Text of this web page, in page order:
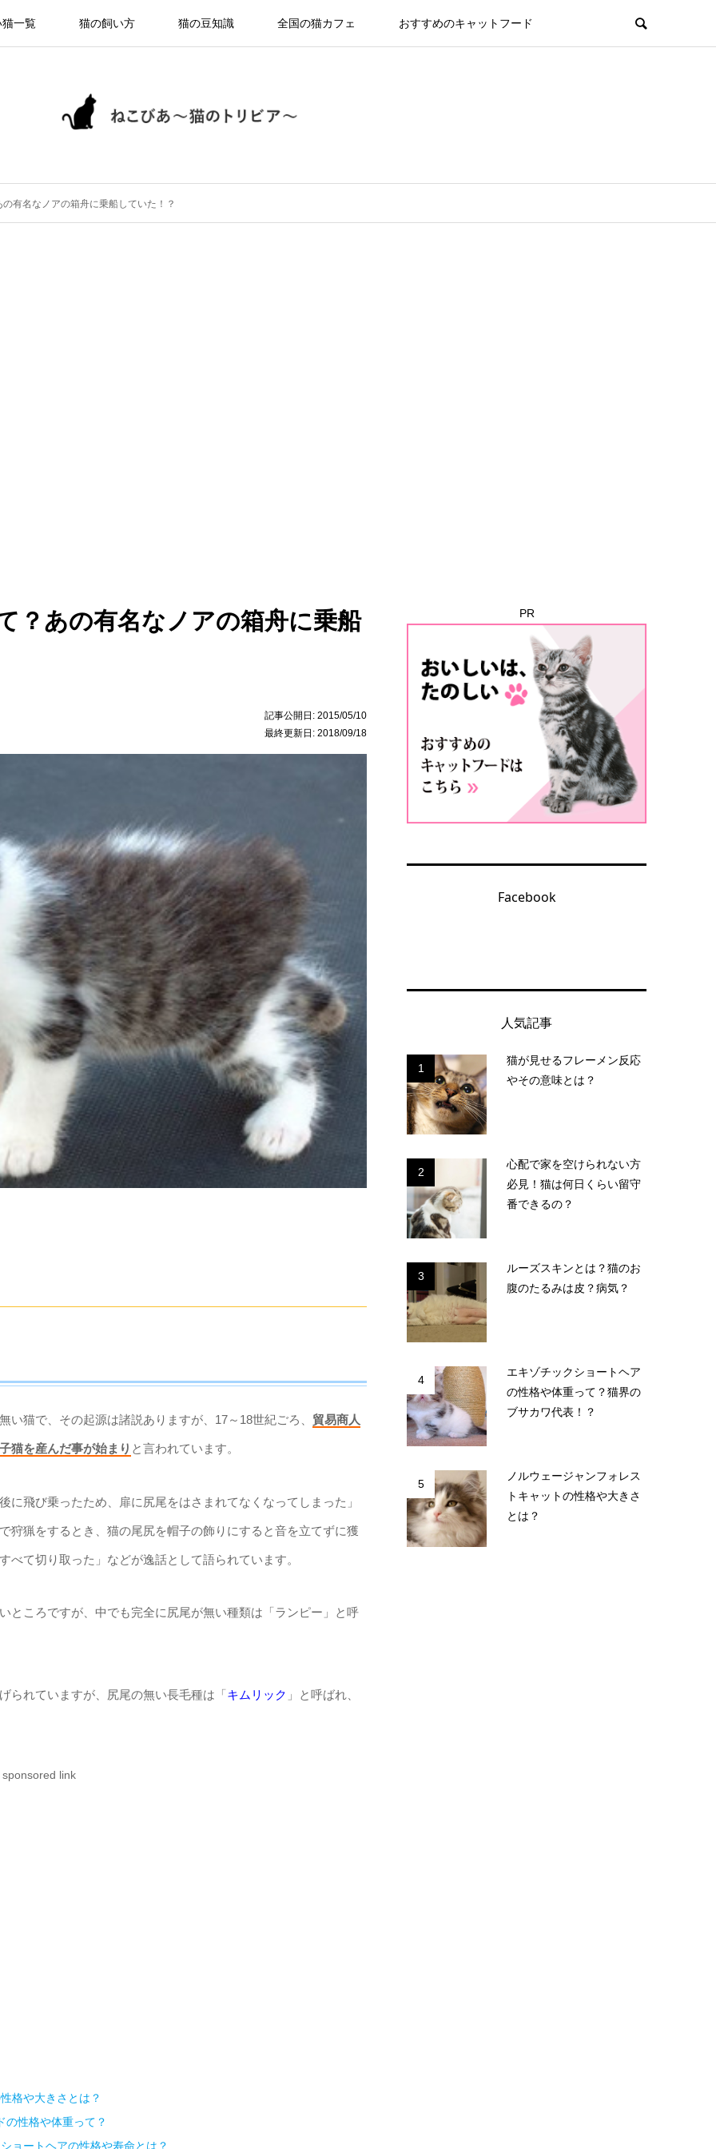
一覧 猫の飼い方 猫の豆知識 全国の猫カフェ おすすめのキャットフード
有名なノアの箱舟に乗船していた！？
？あの有名なノアの箱舟に乗船
記事公開日: 2015/05/10
最終更新日: 2018/09/18
猫で、その起源は諸説ありますが、17～18世紀ごろ、 貿易商人
猫を産んだ事が始まり と言われています。
飛び乗ったため、扉に尻尾をはさまれてなくなってしまった」
狩猟をするとき、猫の尾尻を帽子の飾りにすると音を立てずに獲
て切り取った」などが逸話として語られています。
ころですが、中でも完全に尻尾が無い種類は「ランピー」と呼
れていますが、尻尾の無い長毛種は「キムリック 」と呼ばれ、
sponsored link
格や大きさとは？
の性格や体重って？
ョートヘアの性格や寿命とは？
PR
Facebook
人気記事
1
猫が見せるフレーメン反応
やその意味とは？
2
心配で家を空けられない方
必見！猫は何日くらい留守
番できるの？
3
ルーズスキンとは？猫のお
腹のたるみは皮？病気？
4
エキゾチックショートヘア
の性格や体重って？猫界の
ブサカワ代表！？
5
ノルウェージャンフォレス
トキャットの性格や大きさ
とは？